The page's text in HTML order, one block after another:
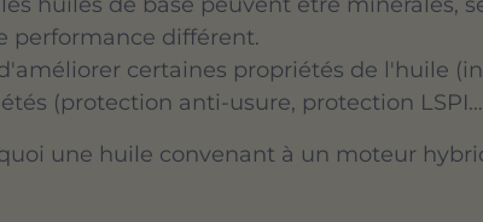
performance différent.
certaines propriétés de l'huile
(protection anti-usure, protection
une huile convenant à un moteur